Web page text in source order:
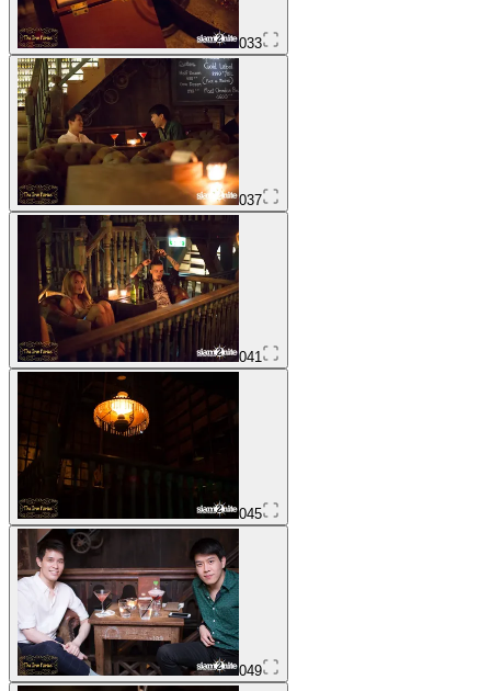
033
037
041
045
049